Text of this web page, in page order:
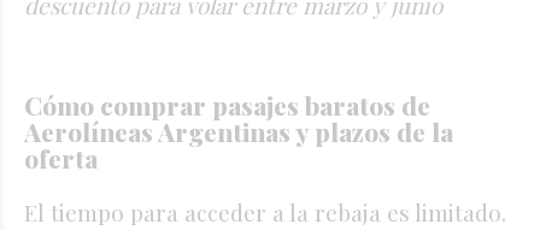
Cómo comprar pasajes baratos de
Aerolíneas Argentinas y plazos de la
oferta
El tiempo para acceder a la rebaja es limitado.